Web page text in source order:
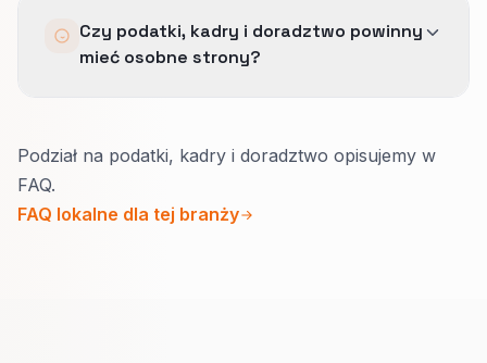
biura, ścieżka płatna wzmacnia tę samą
historię.
wykluczenia i treść landing page, która
wcześniej pokazuje, dla kogo oferta jest, a dla
Czy podatki, kadry i doradztwo powinny
mieć osobne strony?
Inna jest pilność, klient i dowód.
Osobne strony przyciągają poważne pytania
Podział na podatki, kadry i doradztwo opisujemy w
FAQ.
FAQ lokalne dla tej branży